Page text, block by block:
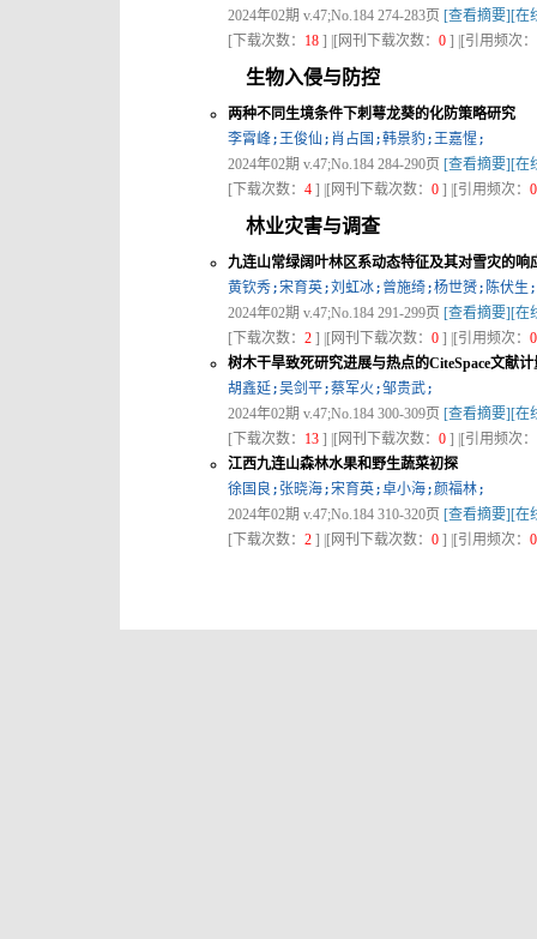
2024年02期 v.47;No.184 274-283页 [查看摘要][在
[下载次数： 18 ] |[网刊下载次数： 0 ] |[引用频次：
生物入侵与防控
两种不同生境条件下刺萼龙葵的化防策略研究
李霄峰;王俊仙;肖占国;韩景豹;王嘉惺;
2024年02期 v.47;No.184 284-290页 [查看摘要][在
[下载次数： 4 ] |[网刊下载次数： 0 ] |[引用频次： 0
林业灾害与调查
九连山常绿阔叶林区系动态特征及其对雪灾的响
黄钦秀;宋育英;刘虹冰;曾施绮;杨世赟;陈伏生
2024年02期 v.47;No.184 291-299页 [查看摘要][在
[下载次数： 2 ] |[网刊下载次数： 0 ] |[引用频次： 0
树木干旱致死研究进展与热点的CiteSpace文献
胡鑫延;吴剑平;蔡军火;邹贵武;
2024年02期 v.47;No.184 300-309页 [查看摘要][在
[下载次数： 13 ] |[网刊下载次数： 0 ] |[引用频次：
江西九连山森林水果和野生蔬菜初探
徐国良;张晓海;宋育英;卓小海;颜福林;
2024年02期 v.47;No.184 310-320页 [查看摘要][在
[下载次数： 2 ] |[网刊下载次数： 0 ] |[引用频次： 0